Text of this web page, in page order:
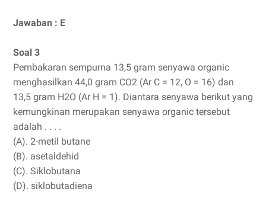
Jawaban : E
Soal 3
Pembakaran sempurna 13,5 gram senyawa organic
menghasilkan 44,0 gram CO2 (Ar C = 12, O = 16) dan
13,5 gram H2O (Ar H = 1). Diantara senyawa berikut yang
kemungkinan merupakan senyawa organic tersebut
adalah . . . .
(A). 2-metil butane
(B). asetaldehid
(C). Siklobutana
(D). siklobutadiena